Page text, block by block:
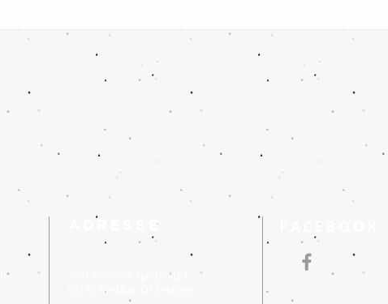
Saisonabschluss 2025/26
ADRESSE
Am Leuthener Sportplatz 1
03116 Drebkau OT Leuthen
FACEBOOK